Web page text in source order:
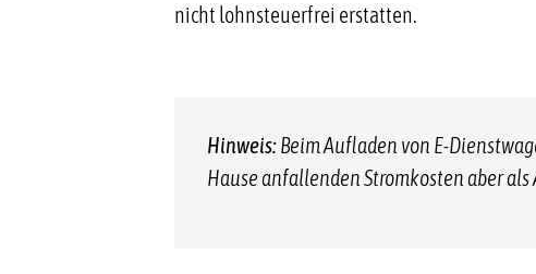
nicht lohnsteuerfrei erstatten.
Hinweis:Beim Aufladen von E-
Hause anfallenden Stromkosten aber